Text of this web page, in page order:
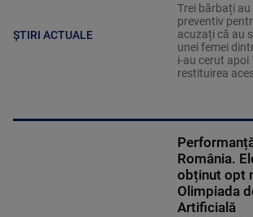
ȘTIRI ACTUALE
Trei bărbați
preventiv
acuzați că au
unei femei
i-au cerut apoi
restituirea
România.
obținut opt
Olimpiada
Artificială